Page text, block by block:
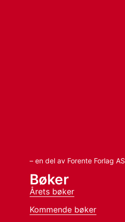
– en del av Forente Forlag AS
Bøker
Årets bøker
Kommende bøker